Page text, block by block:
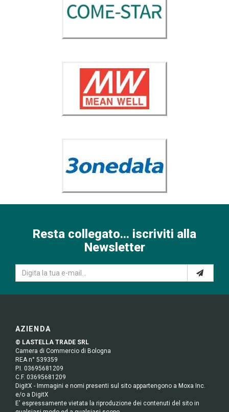
Resta collegato... iscriviti alla
Newsletter
AZIENDA
© LASTELLA TRADE SRL
Camera di Commercio di Bologna
REA n° 539359
P.I. 03695681209
C.F. 03695681209
DigitX - Immagini e nomi presenti sul sito appartengono a Moxa Inc.
e/o a DigitX
E' espressamente vietata la riproduzione dei contenuti del sito in